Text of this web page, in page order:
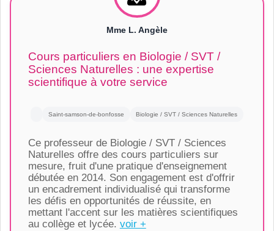
Mme L. Angèle
Cours particuliers en Biologie / SVT /
Sciences Naturelles : une expertise
scientifique à votre service
Saint-samson-de-bonfosse Biologie / SVT / Sciences Naturelles
Ce professeur de Biologie / SVT / Sciences
Naturelles offre des cours particuliers sur
mesure, fruit d'une pratique d'enseignement
débutée en 2014. Son engagement est d'offrir
un encadrement individualisé qui transforme
les défis en opportunités de réussite, en
mettant l'accent sur les matières scientifiques
au collège et lycée. voir +